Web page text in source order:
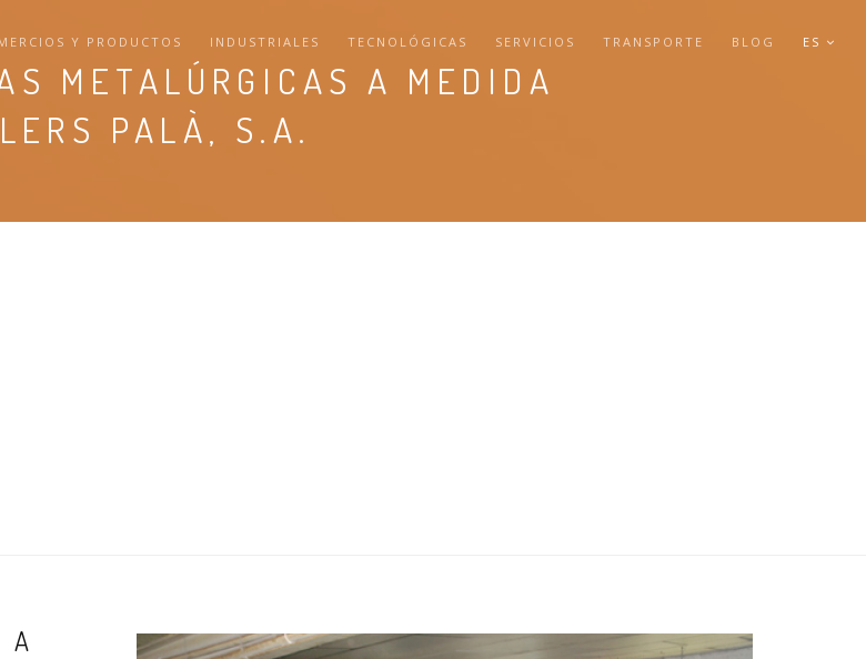
METALÚRGICAS A MEDIDA
PALÀ, S.A.
Y PRODUCTOS INDUSTRIALES TECNOLÓGICAS SERVICIOS TRANSPORTE BLOG ES
A